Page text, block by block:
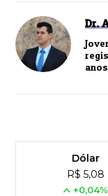
Dr.
anos
Dólar
R$ 5,08
+0,04%